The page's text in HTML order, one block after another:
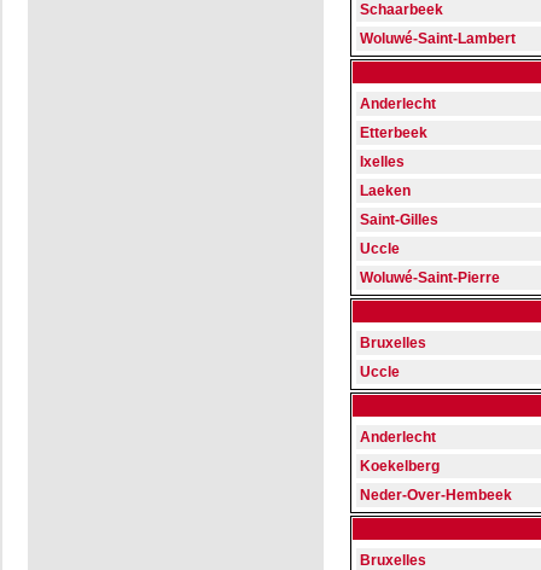
Schaarbeek
Woluwé-Saint-Lambert
Anderlecht
Etterbeek
Ixelles
Laeken
Saint-Gilles
Uccle
Woluwé-Saint-Pierre
Bruxelles
Uccle
Anderlecht
Koekelberg
Neder-Over-Hembeek
Bruxelles